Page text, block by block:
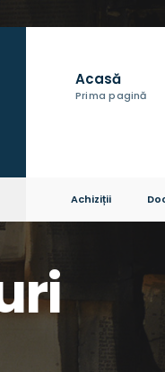
Acasă
Prima pagină
Achiziții